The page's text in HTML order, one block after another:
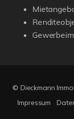
© Dieckmann
Impressum